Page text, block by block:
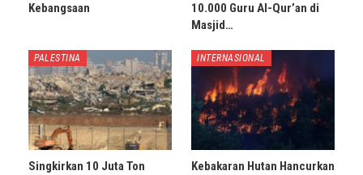
Kebangsaan
10.000 Guru Al-Qur’an di
Masjid…
PALESTINA
Singkirkan 10 Juta Ton
INTERNASIONAL
Kebakaran Hutan Hancurkan